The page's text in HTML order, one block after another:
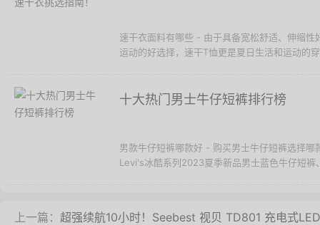
速干衣面料有哪些 - 由于具备宽松舒适、伸缩
运动的好选择，速干T恤更是夏日生活和运动的
十大热门男士牛仔短裤排行榜
男款牛仔短裤哪款好 - 购买男士牛仔短裤选择
Levi's冰酷系列2023夏季新品男士蓝色牛仔短裤
上一篇： 超强续航10小时！Seebest 视贝 TD801 充电式